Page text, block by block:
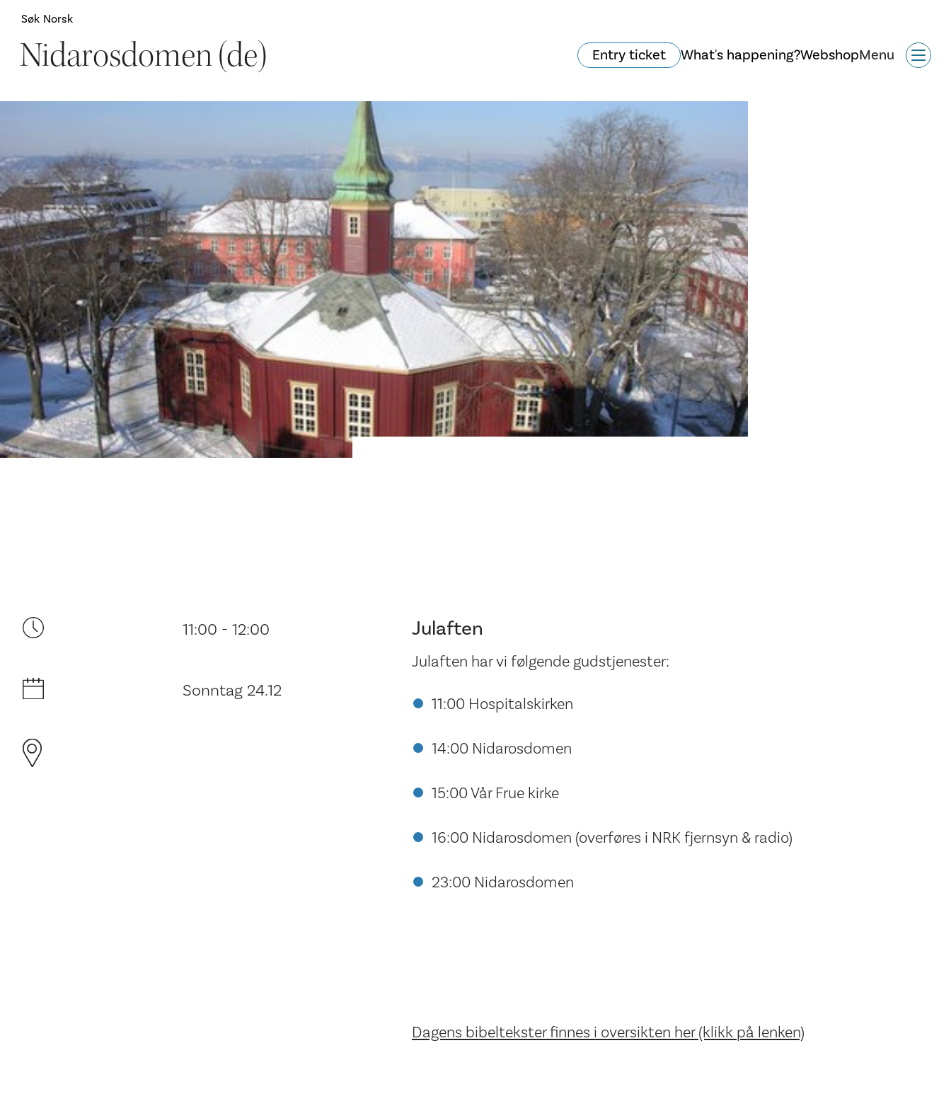
Søk Norsk
Nidarosdomen (de) Entry ticket What's happening?WebshopMenu
Musikk
11:00 - 12:00
Sonntag 24.12
Julaften
Julaften har vi følgende gudstjenester:
11:00 Hospitalskirken
14:00 Nidarosdomen
15:00 Vår Frue kirke
16:00 Nidarosdomen (overføres i NRK fjernsyn & radio)
23:00 Nidarosdomen
Dagens bibeltekster finnes i oversikten her (klikk på lenken)